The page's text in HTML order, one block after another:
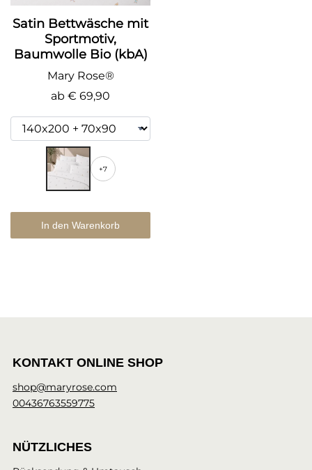
Satin Bettwäsche mit
Sportmotiv,
Baumwolle Bio (kbA)
Mary Rose®
ab € 69,90
+7
In den Warenkorb
KONTAKT ONLINE SHOP
shop@maryrose.com
00436763559775
NÜTZLICHES